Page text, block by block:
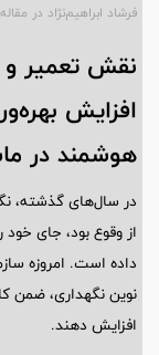
فرشاد ابراهیم‌نژاد در
نقش تعمیر و
افزایش
هوشمند در
در سال‌های گذشته،
از وقوع بود، جای
داده است. امروزه
نوین نگهداری، ضمن
افزایش دهند.